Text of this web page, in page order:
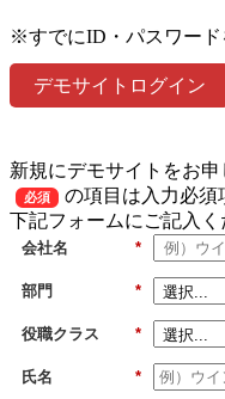
※すでにID・パスワード
デモサイトログイン
新規にデモサイトをお
必須
の項目は入力必須
下記フォームにご記入く
*
会社名
*
部門
*
役職クラス
*
氏名